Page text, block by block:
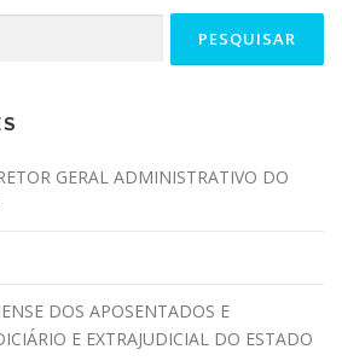
GERAL ADMINISTRATIVO DO
DOS APOSENTADOS E
E EXTRAJUDICIAL DO ESTADO